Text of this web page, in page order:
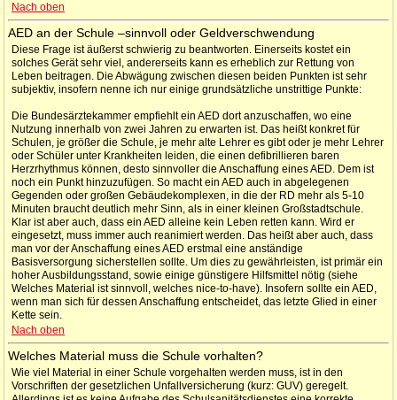
Nach oben
AED an der Schule –sinnvoll oder Geldverschwendung
Diese Frage ist äußerst schwierig zu beantworten. Einerseits kostet ein
solches Gerät sehr viel, andererseits kann es erheblich zur Rettung von
Leben beitragen. Die Abwägung zwischen diesen beiden Punkten ist sehr
subjektiv, insofern nenne ich nur einige grundsätzliche unstrittige Punkte:
Die Bundesärztekammer empfiehlt ein AED dort anzuschaffen, wo eine
Nutzung innerhalb von zwei Jahren zu erwarten ist. Das heißt konkret für
Schulen, je größer die Schule, je mehr alte Lehrer es gibt oder je mehr Lehrer
oder Schüler unter Krankheiten leiden, die einen defibrillieren baren
Herzrhythmus können, desto sinnvoller die Anschaffung eines AED. Dem ist
noch ein Punkt hinzuzufügen. So macht ein AED auch in abgelegenen
Gegenden oder großen Gebäudekomplexen, in die der RD mehr als 5-10
Minuten braucht deutlich mehr Sinn, als in einer kleinen Großstadtschule.
Klar ist aber auch, dass ein AED alleine kein Leben retten kann. Wird er
eingesetzt, muss immer auch reanimiert werden. Das heißt aber auch, dass
man vor der Anschaffung eines AED erstmal eine anständige
Basisversorgung sicherstellen sollte. Um dies zu gewährleisten, ist primär ein
hoher Ausbildungsstand, sowie einige günstigere Hilfsmittel nötig (siehe
Welches Material ist sinnvoll, welches nice-to-have). Insofern sollte ein AED,
wenn man sich für dessen Anschaffung entscheidet, das letzte Glied in einer
Kette sein.
Nach oben
Welches Material muss die Schule vorhalten?
Wie viel Material in einer Schule vorgehalten werden muss, ist in den
Vorschriften der gesetzlichen Unfallversicherung (kurz: GUV) geregelt.